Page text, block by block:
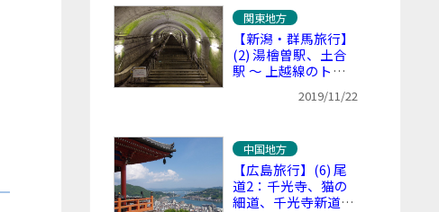
関東地方
【新潟・群馬旅行】
(2) 湯檜曽駅、土合
駅 ～ 上越線のトン
2019/11/22
中国地方
【広島旅行】(6) 尾
道2：千光寺、猫の
細道、千光寺新道、